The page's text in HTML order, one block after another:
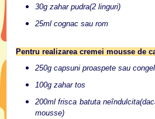
30g zahar pudra(2 linguri)
25ml cognac sau rom
Pentru realizarea cremei mousse de
250g capsuni proaspete sau
100g zahar tos
200ml frisca batuta
mousse)